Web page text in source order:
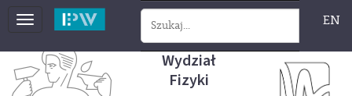
Toggle
EN
Wydział
Fizyki